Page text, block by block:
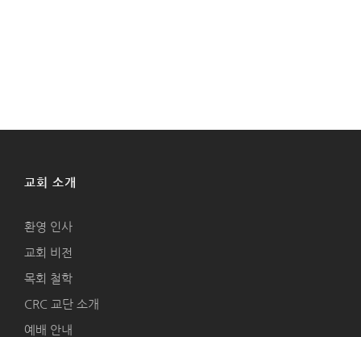
교회 소개
환영 인사
교회 비전
목회 철학
CRC 교단 소개
예배 안내